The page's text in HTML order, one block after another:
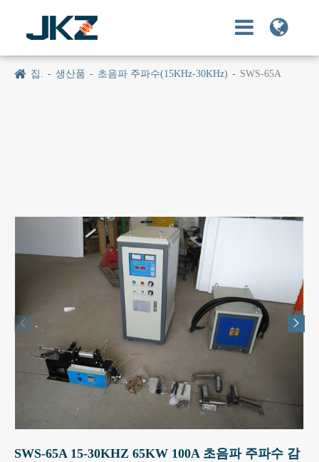
집. 생산품 초음파 주파수(15KHz-30KHz) SWS-65A
 
SWS-65A 15-30KHZ 65KW 100A 초음파 주파수 감